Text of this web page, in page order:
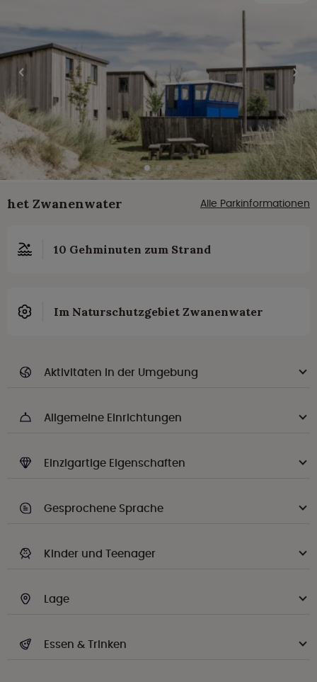
het Zwanenwater Alle Parkinformationen
10 Gehminuten zum Strand
Im Naturschutzgebiet Zwanenwater
Aktivitäten in der Umgebung
Allgemeine Einrichtungen
Einzigartige Eigenschaften
Gesprochene Sprache
Kinder und Teenager
Lage
Essen & Trinken